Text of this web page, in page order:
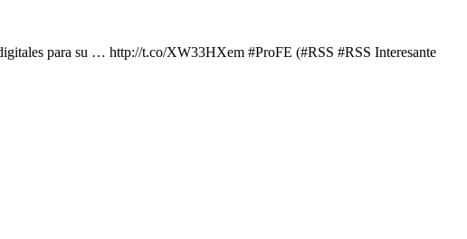
para su … http://t.co/XW33HXem #ProFE (#RSS #RSS Interesante